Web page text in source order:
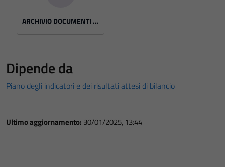
ARCHIVIO DOCUMENTI NON PIU' SOGGETTI A PUBBLICAZIONE
Dipende da
Piano degli indicatori e dei risultati attesi di bilancio
Ultimo aggiornamento: 30/01/2025, 13:44